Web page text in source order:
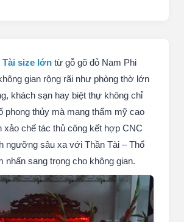
Tài size lớn từ gỗ gõ đỏ Nam Phi
gian rộng rãi như phòng thờ lớn
khách sạn hay biệt thự không chỉ
phong thủy mà mang thẩm mỹ cao
xảo chế tác thủ công kết hợp CNC
ngưỡng sâu xa với Thần Tài – Thổ
nhấn sang trọng cho không gian.